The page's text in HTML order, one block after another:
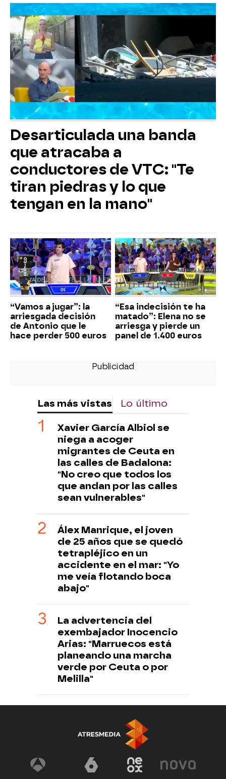
Desarticulada una banda
que atracaba a
conductores de VTC: "Te
tiran piedras y lo que
tengan en la mano"
“Vamos a jugar”: la
arriesgada decisión
de Antonio que le
hace perder 500 euros
“Esa indecisión te ha
matado”: Elena no se
arriesga y pierde un
panel de 1.400 euros
Las más vistas Lo último
Xavier García Albiol se
niega a acoger
migrantes de Ceuta en
las calles de Badalona:
"No creo que todos los
que andan por las calles
sean vulnerables"
Álex Manrique, el joven
de 25 años que se quedó
tetrapléjico en un
accidente en el mar: "Yo
me veía flotando boca
abajo"
La advertencia del
exembajador Inocencio
Arias: "Marruecos está
planeando una marcha
verde por Ceuta o por
Melilla"